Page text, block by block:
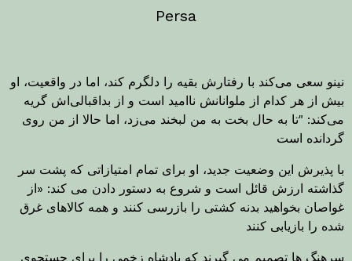
Persa
نینو سعی می‌کند با رفتارش بقیه را دلگرم کند، اما در واقعیت، او
بیش از هر کدام از ملوانانش ناامید است و از بداقبالی‌اش گریه
می‌کند: "تا به حال بخت به من لبخند می‌زد، اما حالا از من روی
گردانده است
با پذیرش این وضعیت جدید، او برای تمام امتیازاتی که پشت سر
گذاشته ارزش قائل است و شروع به دستور دادن می کند: «از
غواصان بخواهید بدنه کشتی را بازرسی کنند و همه کالاهای غرق
شده را بازیابی کنند
سرهنگ ها تصمیم می گیرند که پادشاه زخمی را برای جستجوی